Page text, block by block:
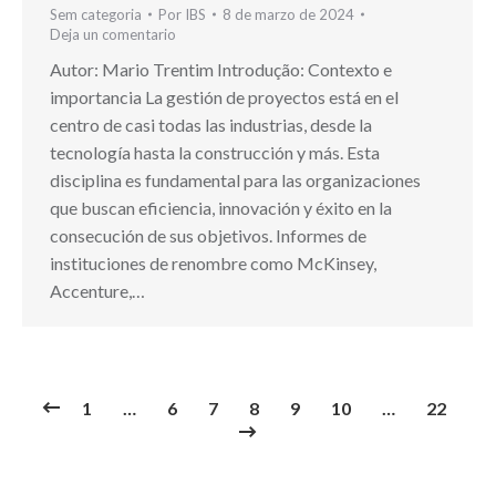
Sem categoria Por IBS
8 de marzo de 2024
Deja un comentario
Autor: Mario Trentim Introdução: Contexto e
importancia La gestión de proyectos está en el
centro de casi todas las industrias, desde la
tecnología hasta la construcción y más. Esta
disciplina es fundamental para las organizaciones
que buscan eficiencia, innovación y éxito en la
consecución de sus objetivos. Informes de
instituciones de renombre como McKinsey,
Accenture,…
1 … 6 7 8 9 10 … 22